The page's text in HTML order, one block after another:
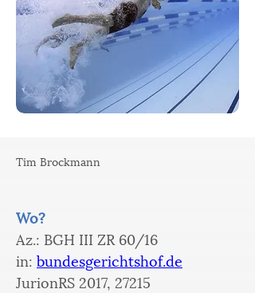
Tim Brockmann
Wo?
Az.: BGH III ZR 60/16
in: bundesgerichtshof.de
JurionRS 2017, 27215